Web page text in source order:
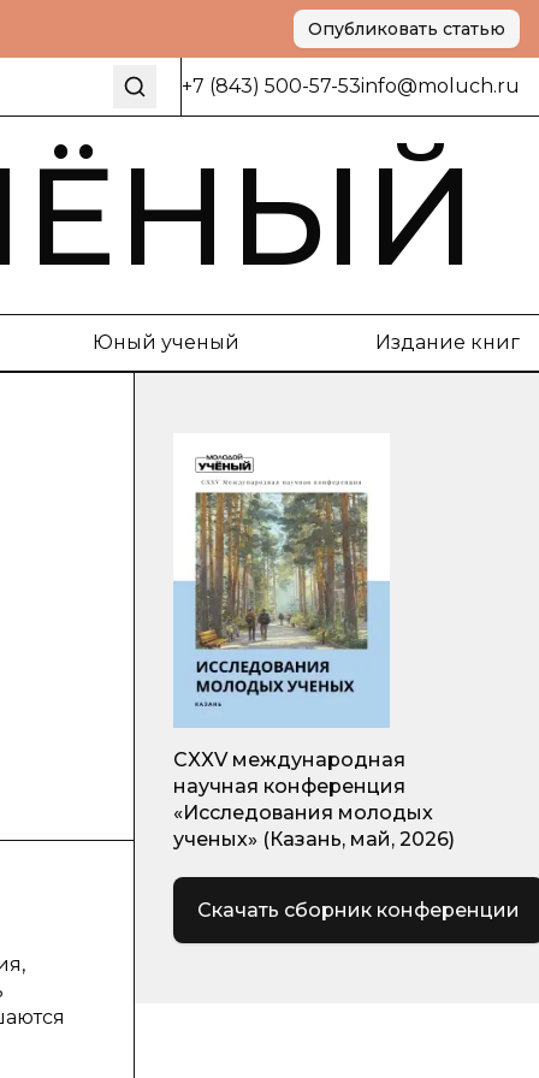
Опубликовать статью
+7 (843) 500-57-53info@moluch.ru
Юный ученый Издание книг
CXXV международная
научная конференция
«Исследования молодых
ученых» (Казань, май, 2026)
Скачать сборник конференции